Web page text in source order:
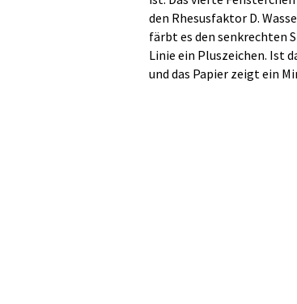
den Rhesusfaktor D.
färbt es den senkrechten
Linie ein Pluszeichen. Ist
und das Papier zeigt ein